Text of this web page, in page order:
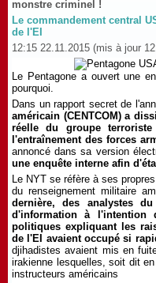
monstre criminel !
Le commandement central
de l'EI
12:15 22.11.2015 (mis à jour
Le Pentagone a ouvert une
pourquoi.
Dans un rapport secret de
américain (CENTCOM) a
réelle du groupe
l'entraînement des forces
annoncé dans sa version
une enquête interne afin
Le NYT se réfère à ses
du renseignement militaire
dernière, des analystes
d'information à l'intention
politiques expliquant les
de l'EI avaient occupé si
djihadistes avaient mis en
irakienne lesquelles, soit dit
instructeurs américains